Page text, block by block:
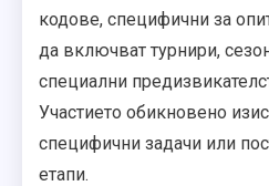
кодове, специфични за
да включват турнири,
специални
Участието обикновено
специфични задачи или
етапи.